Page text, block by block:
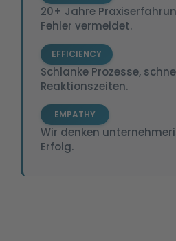
20+ Jahre
Fehler vermeidet.
EFFICIENCY
Schlanke Prozesse,
Reaktionszeiten.
EMPATHY
Wir denken
Erfolg.